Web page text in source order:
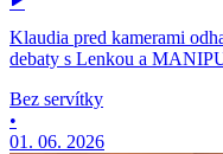
Klaudia pred kamerami
debaty s Lenkou a
Bez servítky
•
01. 06. 2026